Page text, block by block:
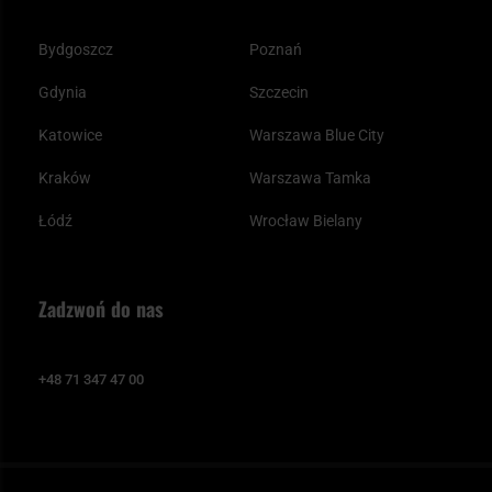
Bydgoszcz
Gdynia
Katowice
Kraków
Łódź
Poznań
Szczecin
Warszawa Blue City
Warszawa Tamka
Wrocław Bielany
Zadzwoń do nas
+48 71 347 47 00